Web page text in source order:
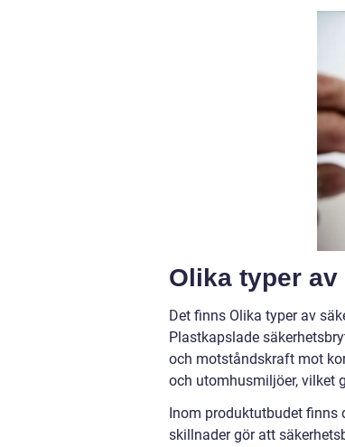
Olika typer
Det finns Olika typer av
Plastkapslade
och motståndskraft mot
och utomhusmiljöer, vilket
Inom produktutbudet finns
skillnader gör att